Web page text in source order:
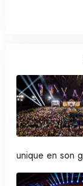
unique en son